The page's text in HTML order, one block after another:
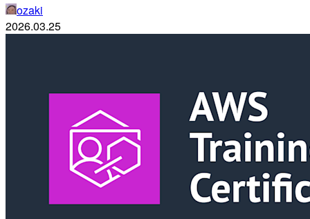
ozaki
2026.03.25